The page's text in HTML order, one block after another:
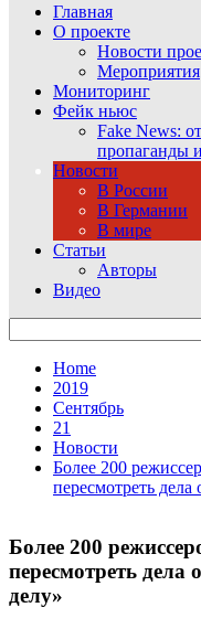
Главная
О проекте
Новости
Мероприятия
Мониторинг
Фейк ньюс
Fake News:
пропаганды
Новости
В России
В Германии
В мире
Статьи
Авторы
Видео
for:
Home
2019
Сентябрь
21
Новости
Более 200
пересмотреть
Более 200
пересмотреть
делу»